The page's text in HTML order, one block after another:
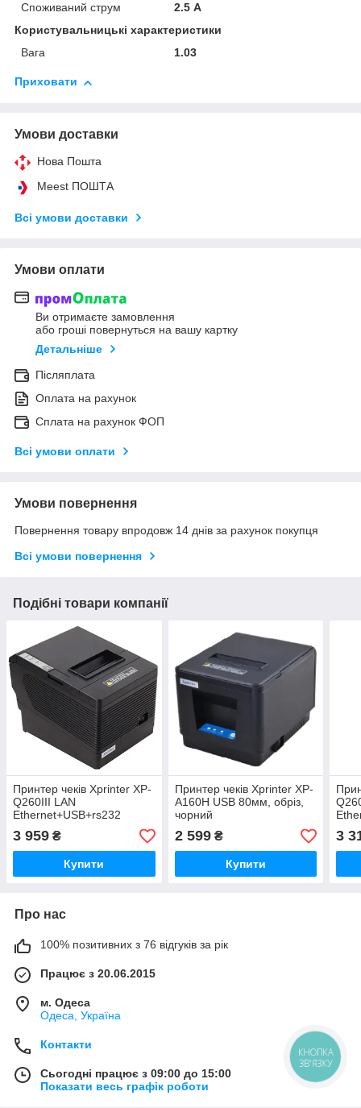
Споживаний струм
2.5 А
Користувальницькі характеристики
Вага
1.03
Приховати
Умови доставки
Нова Пошта
Meest ПОШТА
Всі умови доставки
Умови оплати
Ви отримаєте замовлення
або гроші повернуться на вашу картку
Детальніше
Післяплата
Оплата на рахунок
Сплата на рахунок ФОП
Всі умови оплати
Умови повернення
Повернення товару впродовж 14 днів за рахунок покупця
Всі умови повернення
Подібні товари компанії
Принтер чеків Xprinter XP-
Q260III LAN
Ethernet+USB+rs232
80мм, обріз, чорний
3 959 ₴
Купити
Принтер чеків Xprinter XP-
A160H USB 80мм, обріз,
чорний
2 599₴
Купити
3
Про нас
100% позитивних з 76 відгуків за рік
Працює з 20.06.2015
м. Одеса
Одеса, Україна
Контакти
Сьогодні працює з 09:00 до 15:00
Показати весь графік роботи
КНОПКА
ЗВ'ЯЗКУ